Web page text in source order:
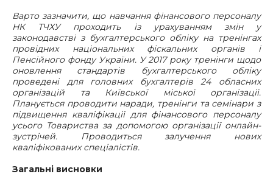
Варто зазначити, що навчання фінансового персоналу
НК ТЧХУ проходить із урахуванням змін у
законодавстві з бухгалтерського обліку на тренінгах
провідних національних фіскальних органів і
Пенсійного фонду України. У 2017 року тренінги щодо
оновлення стандартів бухгалтерського обліку
проведені для головних бухгалтерів 24 обласних
організацій та Київської міської організації.
Планується проводити наради, тренінги та семінари з
підвищення кваліфікації для фінансового персоналу
усього Товариства за допомогою організації онлайн-
зустрічей. Проводиться залучення нових
кваліфікованих спеціалістів.
Загальні висновки